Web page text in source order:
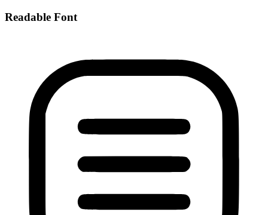
Readable Font